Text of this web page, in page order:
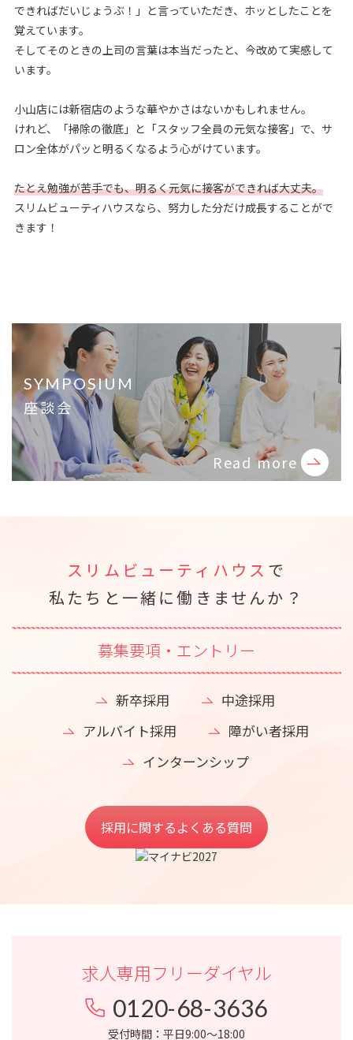
できればだいじょうぶ！」と⾔っていただき、ホッとしたことを
覚えています。
そしてそのときの上司の⾔葉は本当だったと、今改めて実感して
います。
⼩⼭店には新宿店のような華やかさはないかもしれません。
けれど、「掃除の徹底」と「スタッフ全員の元気な接客」で、サ
ロン全体がパッと明るくなるよう⼼がけています。
たとえ勉強が苦手でも、明るく元気に接客ができれば⼤丈夫。
スリムビューティハウスなら、努⼒した分だけ成⻑することがで
きます！
SYMPOSIUM
座談会
Read more
スリムビューティハウス で
私たちと一緒に働きませんか？
募集要項・エントリー
新卒採用
中途採⽤
アルバイト採用
障がい者採用
インターンシップ
採用に関するよくある質問
求人専用フリーダイヤル
0120-68-3636
受付時間：平日9:00〜18:00